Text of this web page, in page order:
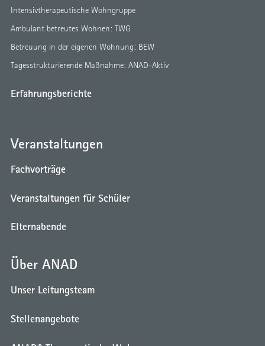
Intensivtherapeutische Wohngruppe
Ambulant betreutes Wohnen: TWG
Betreuung in der eigenen Wohnung: BEW
Tagesstrukturierende Maßnahme: ANAD-Aktiv
Erfahrungsberichte
Veranstaltungen
Fachvorträge
Veranstaltungen für Schüler
Elternabende
Über ANAD
Unser Leitungsteam
Stellenangebote